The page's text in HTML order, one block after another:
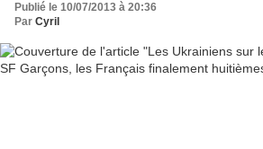
Publié le 10/07/2013 à 20:36
Par Cyril